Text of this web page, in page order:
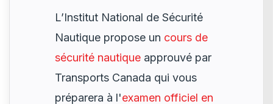
L’Institut National de Sécurité
Nautique propose un cours de
sécurité nautique approuvé par
Transports Canada qui vous
préparera à l'examen officiel en